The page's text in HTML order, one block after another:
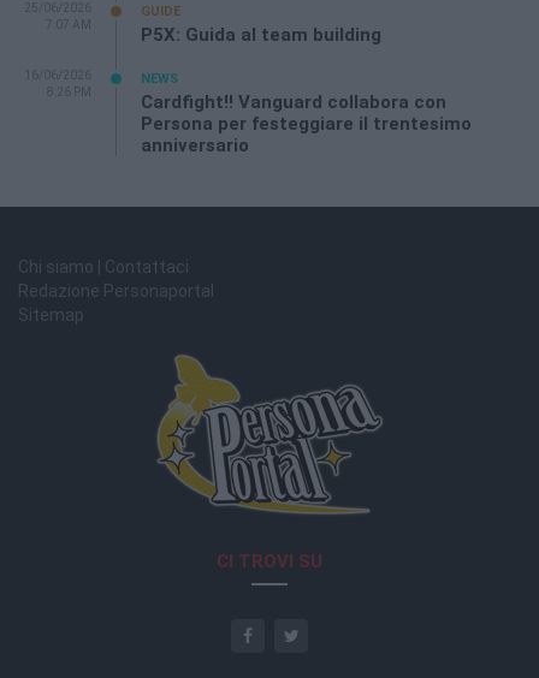
25/06/2026
7:07 AM
GUIDE
P5X: Guida al team building
16/06/2026
8:26 PM
NEWS
Cardfight!! Vanguard collabora con
Persona per festeggiare il trentesimo
anniversario
Chi siamo | Contattaci
Redazione Personaportal
Sitemap
CI TROVI SU